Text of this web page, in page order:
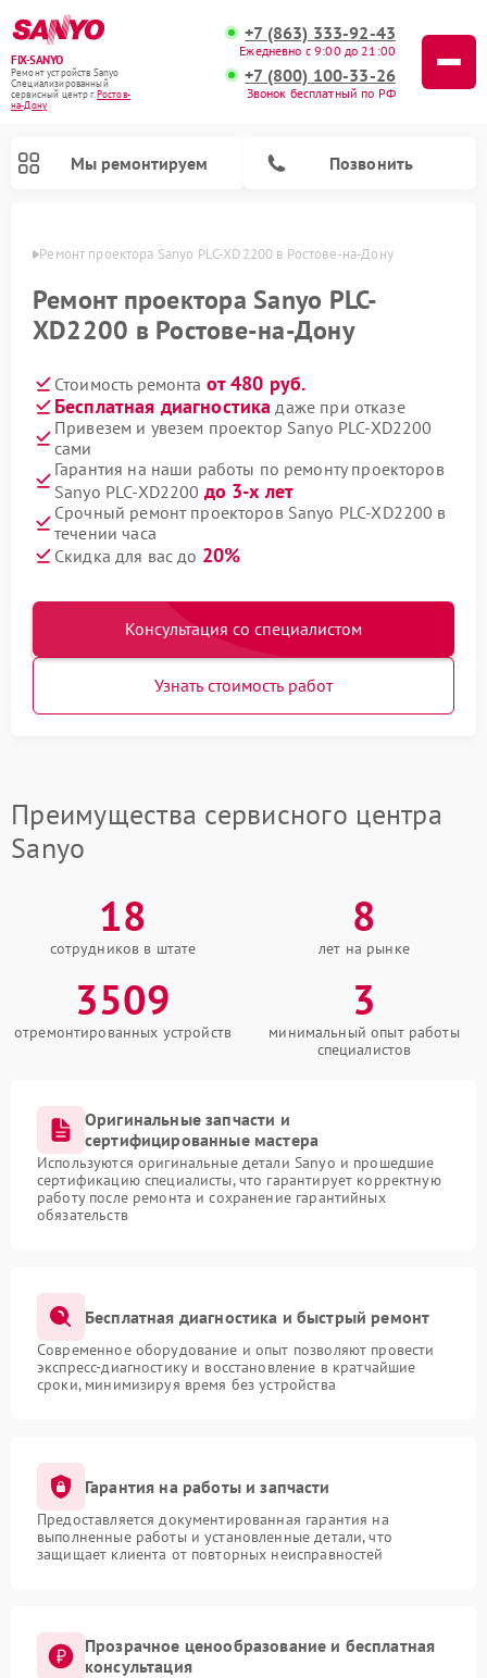
FIX-SANYO
Ремонт устройств Sanyo
Специализированный
cервисный центр г.Ростов-
на-Дону
+7 (863) 333-92-43
Ежедневно с 9:00 до 21:00
+7 (800) 100-33-26
Звонок бесплатный по РФ
Мы ремонтируем Позвонить
Ремонт проектора Sanyo PLC-XD2200 в Ростове-на-Дону
Ремонт проектора Sanyo PLC-
XD2200 в Ростове-на-Дону
Стоимость ремонта от 480 руб.
Бесплатная диагностика даже при отказе
Привезем и увезем проектор Sanyo PLC-XD2200
сами
Гарантия на наши работы по ремонту проекторов
Sanyo PLC-XD2200 до 3-х лет
Срочный ремонт проекторов Sanyo PLC-XD2200 в
течении часа
Скидка для вас до 20%
Консультация со специалистом
Узнать стоимость работ
Преимущества сервисного центра
Sanyo
18
сотрудников в штате
8
лет на рынке
3509
отремонтированных устройств
3
минимальный опыт работы
специалистов
Оригинальные запчасти и
сертифицированные мастера
Используются оригинальные детали Sanyo и прошедшие
сертификацию специалисты, что гарантирует корректную
работу после ремонта и сохранение гарантийных
обязательств
Бесплатная диагностика и быстрый ремонт
Современное оборудование и опыт позволяют провести
экспресс-диагностику и восстановление в кратчайшие
сроки, минимизируя время без устройства
Гарантия на работы и запчасти
Предоставляется документированная гарантия на
выполненные работы и установленные детали, что
защищает клиента от повторных неисправностей
Прозрачное ценообразование и бесплатная
консультация